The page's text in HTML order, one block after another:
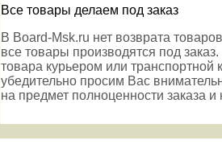
Все товары делаем под заказ
В Board-Msk.ru нет возврата
все товары производятся под
товара курьером или транспортной
убедительно просим Вас
на предмет полноценности заказа и